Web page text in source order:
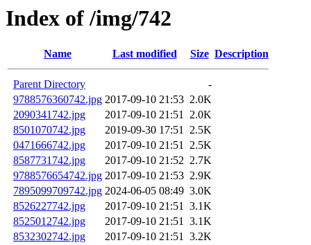
Index of /img/742
Name Last modified Size Description
Parent Directory
-
9788576360742.jpg 2017-09-10 21:53 2.0K
2090341742.jpg
2017-09-10 21:51 2.0K
8501070742.jpg
2019-09-30 17:51 2.5K
0471666742.jpg
2017-09-10 21:51 2.5K
8587731742.jpg
2017-09-10 21:52 2.7K
9788576654742.jpg 2017-09-10 21:53 2.9K
7895099709742.jpg 2024-06-05 08:49 3.0K
8526227742.jpg
2017-09-10 21:51 3.1K
8525012742.jpg
2017-09-10 21:51 3.1K
8532302742.jpg
2017-09-10 21:51 3.2K